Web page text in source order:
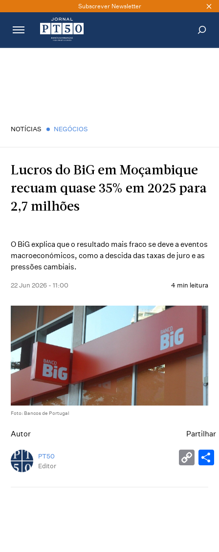
Subscrever Newsletter
NOTÍCIAS NEGÓCIOS
Lucros do BiG em Moçambique
recuam quase 35% em 2025 para
2,7 milhões
O BiG explica que o resultado mais fraco se deve a eventos
macroeconómicos, como a descida das taxas de juro e as
pressões cambiais.
22 Jun 2026 - 11:00 4 min leitura
Foto: Bancos de Portugal
Autor
PT50
Editor
Partilhar